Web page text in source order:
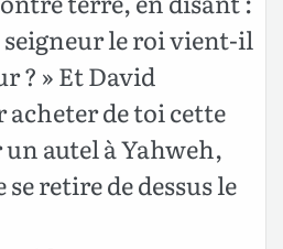
le roi vient-il
? » Et David
acheter de toi cette
autel à Yahweh,
retire de dessus le